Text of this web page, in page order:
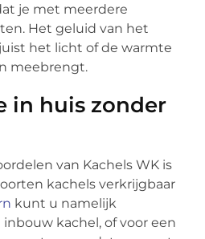
je met meerdere
Het geluid van het
het licht of de warmte
meebrengt.
in huis zonder
van Kachels WK is
kachels verkrijgbaar
kunt u namelijk
kachel, of voor een